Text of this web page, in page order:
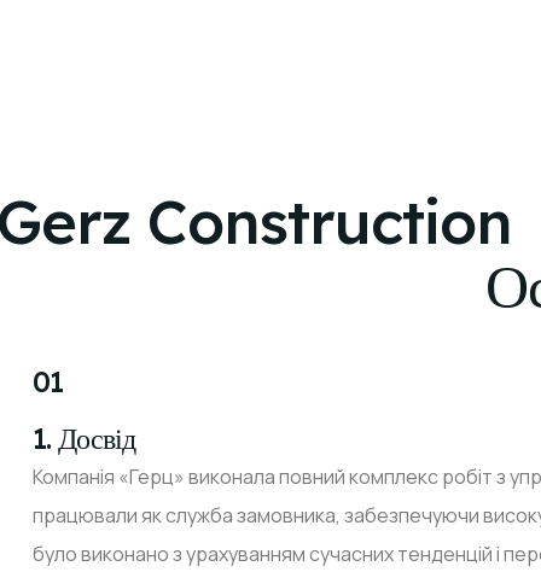
Construction
01
1. Досвід
Компанія «Герц» виконала повний комплекс робіт з
працювали як служба замовника, забезпечуючи
було виконано з урахуванням сучасних тенденцій і